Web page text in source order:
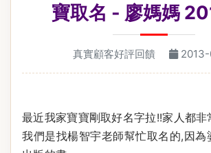
寶取名 - 廖媽媽
真實顧客好評回饋
最近我家寶寶剛取好名字拉!!家人都非
我們是找楊智宇老師幫忙取名的,因為